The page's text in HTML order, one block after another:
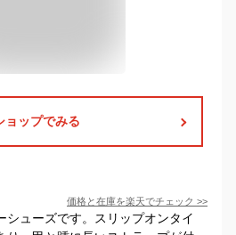
ョップでみる
価格と在庫を楽天でチェック >>
シューズです。スリップオンタイ